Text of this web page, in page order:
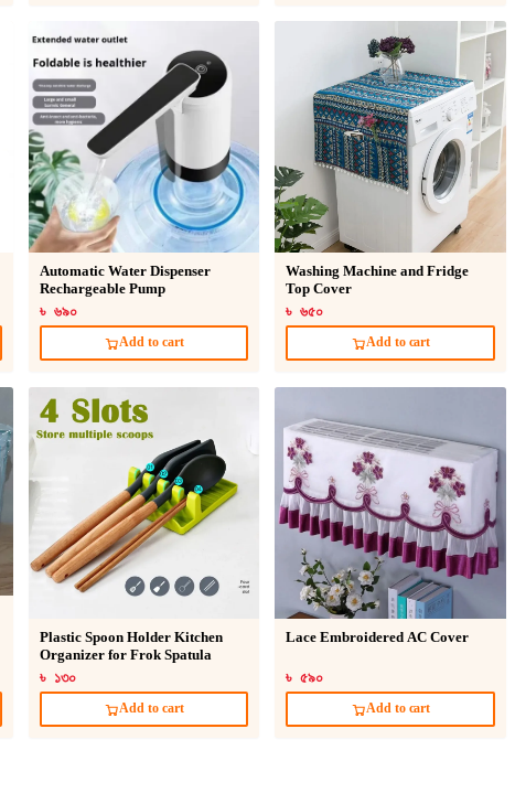
Automatic Water Dispenser
Rechargeable Pump
৳ ৬৯০
Add to cart
Washing Machine and Fridge
Top Cover
৳ ৬৫০
Add to cart
Plastic Spoon Holder Kitchen
Organizer for Frok Spatula
৳ ১৩০
Add to cart
Lace Embroidered AC Cover
৳ ৫৯০
Add to cart